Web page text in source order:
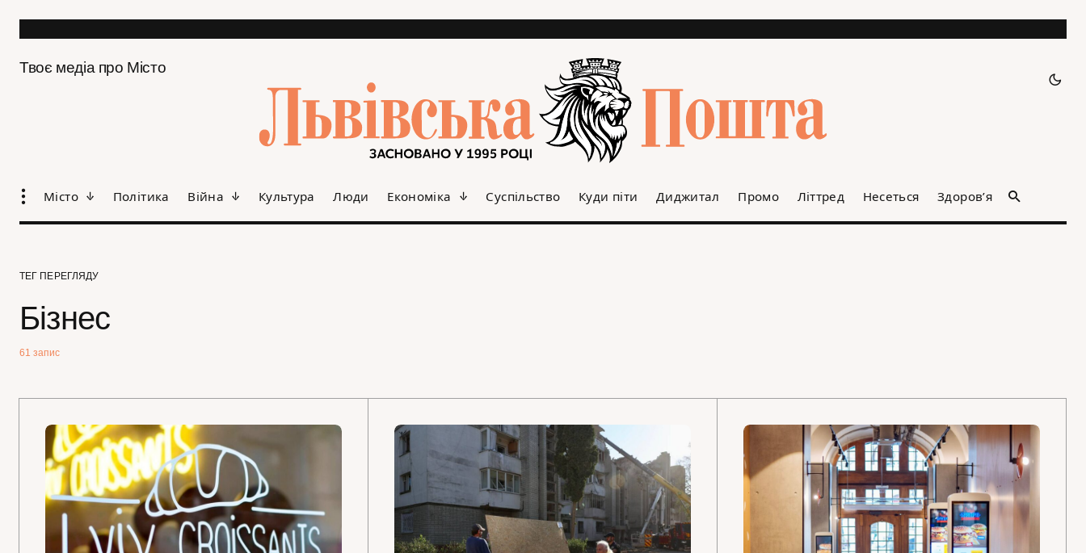
Твоє медіа про Місто
Місто Політика Війна Культура Люди Економіка Суспільство Куди піти Диджитал Промо Літтред Несеться Здоров’я
ТЕГ ПЕРЕГЛЯДУ
Бізнес
61 запис